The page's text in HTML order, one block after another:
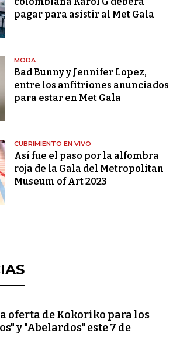
pagar para asistir al Met Gala
MODA
Bad Bunny y Jennifer Lopez,
entre los anfitriones anunciados
para estar en Met Gala
CUBRIMIENTO EN VIVO
Así fue el paso por la alfombra
roja de la Gala del Metropolitan
Museum of Art 2023
oferta de Kokoriko para los
y "Abelardos" este 7 de